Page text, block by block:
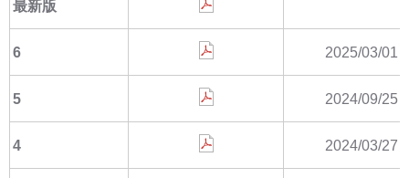
最新版
6 2025/03/01
5 2024/09/25
4 2024/03/27